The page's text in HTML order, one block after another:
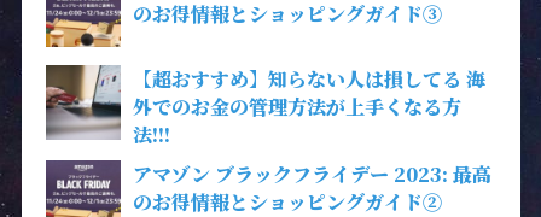
のお得情報とショッピングガイド③
【超おすすめ】知らない人は損してる 海
外でのお金の管理方法が上手くなる方
法!!!
アマゾン ブラックフライデー 2023: 最高
のお得情報とショッピングガイド②